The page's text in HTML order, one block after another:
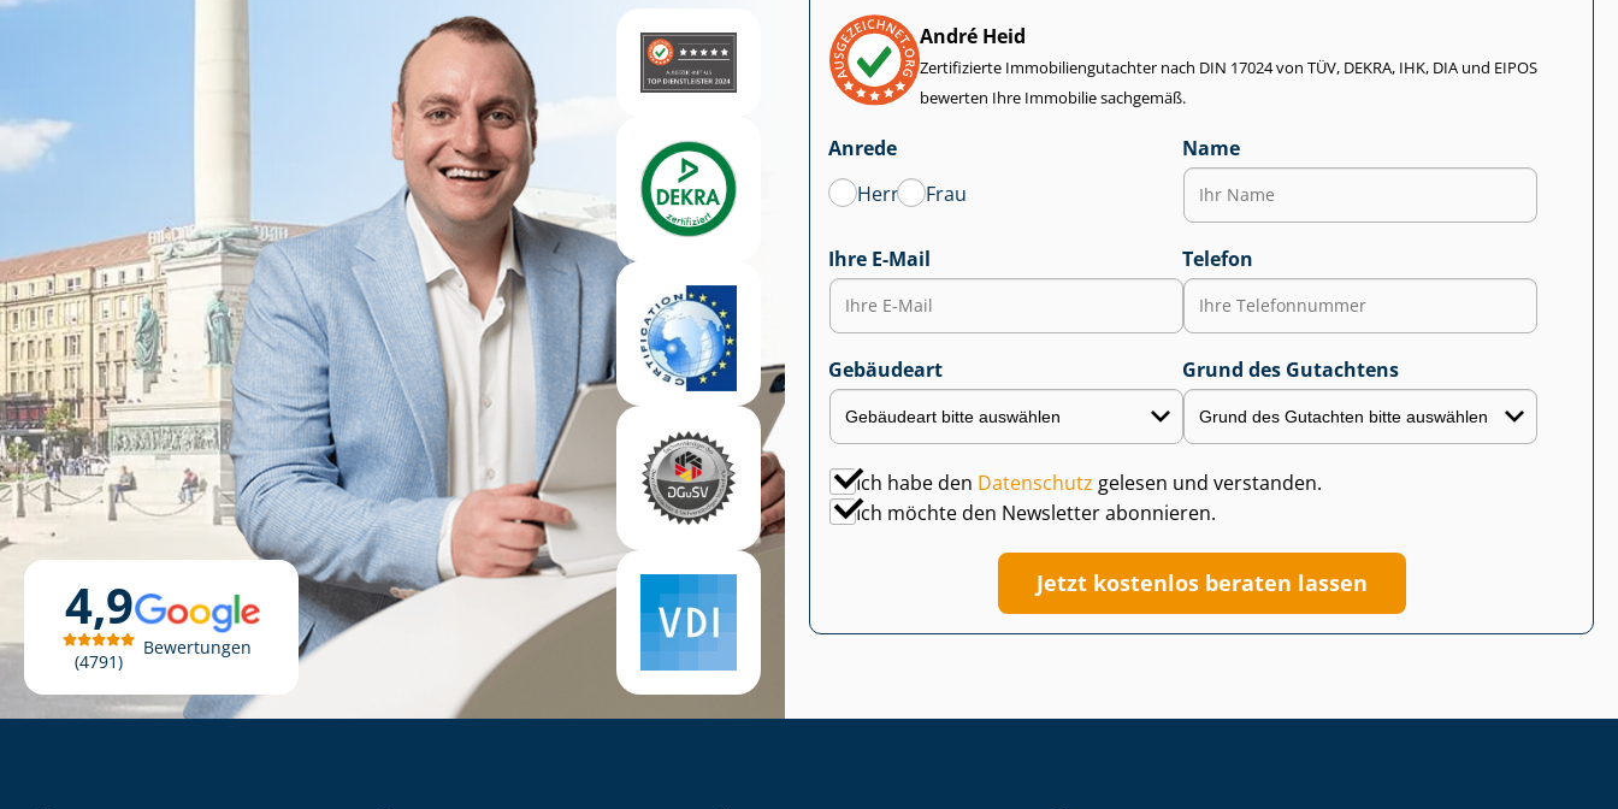
4,9
4791
Bewertungen
André Heid
Zertifizierte Im­mo­bi­li­en­gut­ach­ter nach DIN 17024 von TÜV, DEKRA, IHK, DIA und EIPOS
bewerten Ihre Immobilie sachgemäß.
Anrede
Herr
Frau
Name
Ihre E-Mail Telefon
Gebäudeart Grund des Gutachtens
Ich habe den Datenschutz gelesen und verstanden.
Ich möchte den Newsletter abonnieren.
Jetzt kostenlos beraten lassen